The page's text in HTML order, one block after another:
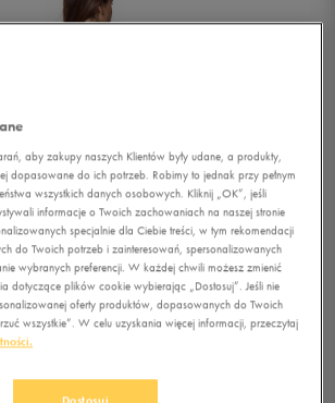
1/2
aby zakupy naszych Klientów były udane, a produkty,
dopasowane do ich potrzeb. Robimy to jednak przy pełnym
wszystkich danych osobowych. Kliknij „OK”, jeśli
informacje o Twoich zachowaniach na naszej stronie
specjalnie dla Ciebie treści, w tym rekomendacji
do Twoich potrzeb i zainteresowań, spersonalizowanych
wybranych preferencji. W każdej chwili możesz zmienić
dotyczące plików cookie wybierając „Dostosuj”. Jeśli nie
oferty produktów, dopasowanych do Twoich
wszystkie”. W celu uzyskania więcej informacji, przeczytaj